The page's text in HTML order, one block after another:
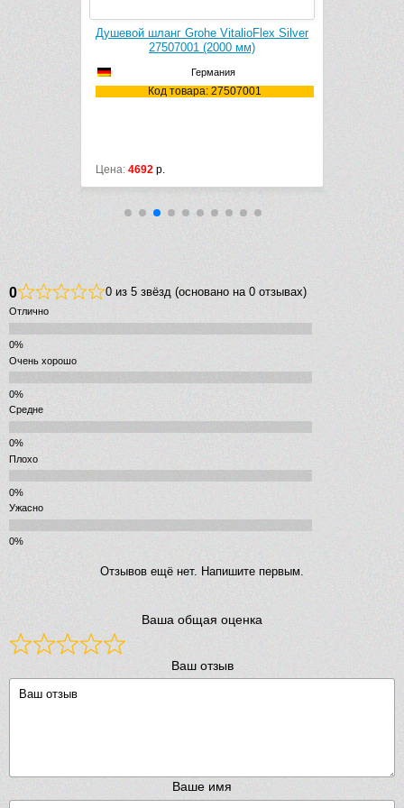
Душевой шланг Grohe VitalioFlex Silver
27507001 (2000 мм)
Германия
Код товара: 27507001
Цена: 4692 р.
0 0 из 5 звёзд (основано на 0 отзывах)
Отлично
Очень хорошо
Средне
Плохо
Ужасно
Отзывов ещё нет. Напишите первым.
Ваша общая оценка
Ваш отзыв
Ваше имя